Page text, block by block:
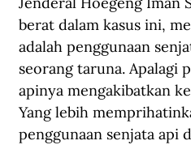
berat dalam kasus ini,
adalah penggunaan
seorang taruna. Apalagi
apinya mengakibatkan
Yang lebih
penggunaan senjata api